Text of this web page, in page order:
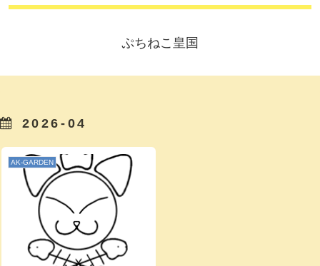
ぷちねこ皇国
2026-04
AK-GARDEN